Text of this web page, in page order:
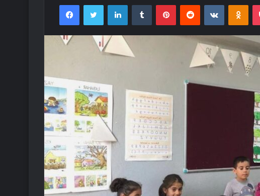
FacebookTwitter LinkedInTumblr PinterestReddit VKontakte